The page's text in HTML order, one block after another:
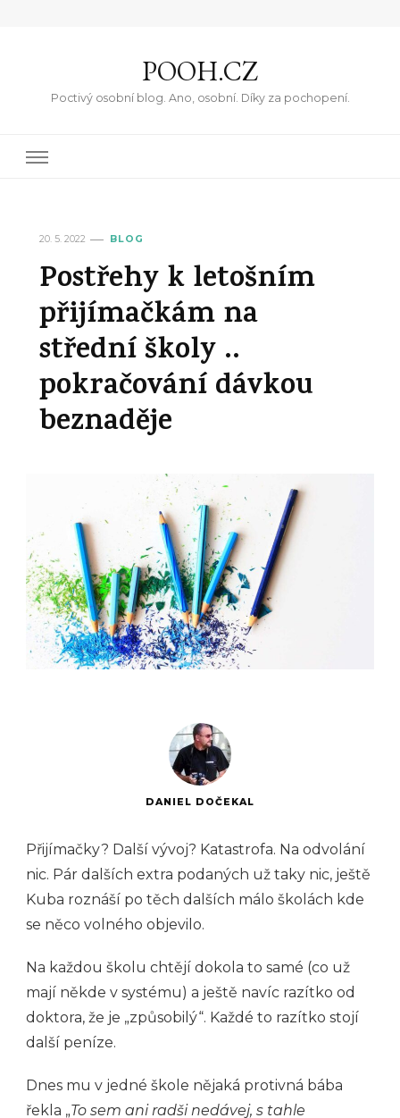
POOH.CZ
Poctivý osobní blog. Ano, osobní. Díky za pochopení.
20. 5. 2022 BLOG
Postřehy k letošním
přijímačkám na
střední školy ..
pokračování dávkou
beznaděje
DANIEL DOČEKAL
Přijímačky? Další vývoj? Katastrofa. Na odvolání
nic. Pár dalších extra podaných už taky nic, ještě
Kuba roznáší po těch dalších málo školách kde
se něco volného objevilo.
Na každou školu chtějí dokola to samé (co už
mají někde v systému) a ještě navíc razítko od
doktora, že je „způsobilý“. Každé to razítko stojí
další peníze.
Dnes mu v jedné škole nějaká protivná bába
řekla „To sem ani radši nedávej, s tahle